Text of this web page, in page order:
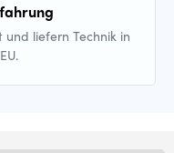
liefern Technik in